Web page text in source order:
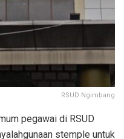
RSUD Ngimbang
pegawai di RSUD
stemple untuk